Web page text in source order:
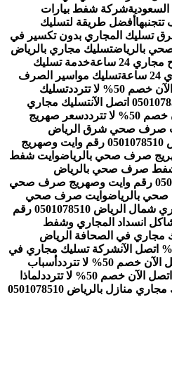
شركة شفط بيارات
أفضل طريقة لتسليك
تسليك المجاري بدون تكسير في
تسليك مجاري بالرياض
24 ساعة
خدمة تسليك
تسليك مواسير الصرف
تسليك
تسليك مجاري
سعر صهريج
صرف صحي شرق الرياض
وايت صرف صحي شمال الرياض 0501078510 رقم وايت وصهريج
وايت شفط
صرف صحي بالرياض
وايت صرف صحي حي طويق 0501078510 رقم وايت وصهريج صرف صحي
وايت صرف صحي
صهريج شفط مجاري شمال الرياض 0501078510 رقم
الأفضل في حل مشاكل انسداد المجاري وشفط
مجاري في الصحافة الرياض
شركة تسليك مجاري في
أسباب
لماذا
تسليك مجاري منازل بالرياض 0501078510